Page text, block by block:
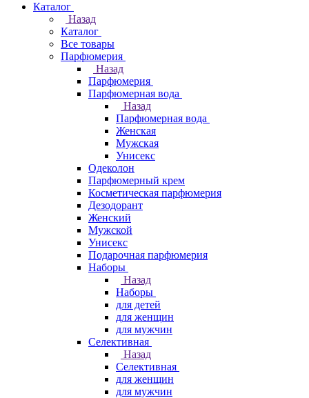
Каталог
Назад
Каталог
Все товары
Парфюмерия
Назад
Парфюмерия
Парфюмерная вода
Назад
Парфюмерная вода
Женская
Мужская
Унисекс
Одеколон
Парфюмерный крем
Косметическая парфюмерия
Дезодорант
Женский
Мужской
Унисекс
Подарочная парфюмерия
Наборы
Назад
Наборы
для детей
для женщин
для мужчин
Селективная
Назад
Селективная
для женщин
для мужчин